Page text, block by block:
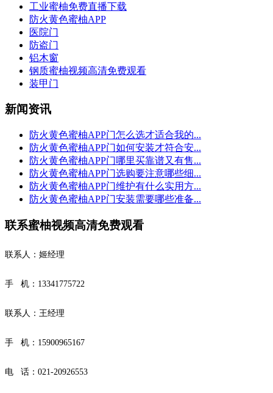
工业蜜柚免费直播下载
防火黄色蜜柚APP
医院门
防盗门
铝木窗
钢质蜜柚视频高清免费观看
装甲门
新闻资讯
防火黄色蜜柚APP门怎么选才适合我的...
防火黄色蜜柚APP门如何安装才符合安...
防火黄色蜜柚APP门哪里买靠谱又有售...
防火黄色蜜柚APP门选购要注意哪些细...
防火黄色蜜柚APP门维护有什么实用方...
防火黄色蜜柚APP门安装需要哪些准备...
联系蜜柚视频高清免费观看
联系人：姬经理
手 机：13341775722
联系人：王经理
手 机：15900965167
电 话： 021-20926553